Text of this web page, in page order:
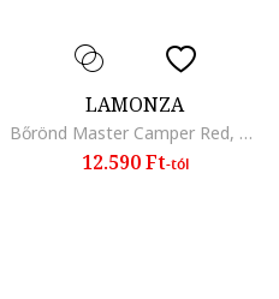
LAMONZA
Bőrönd Master Camper Red, Piros
12.590 Ft-tól